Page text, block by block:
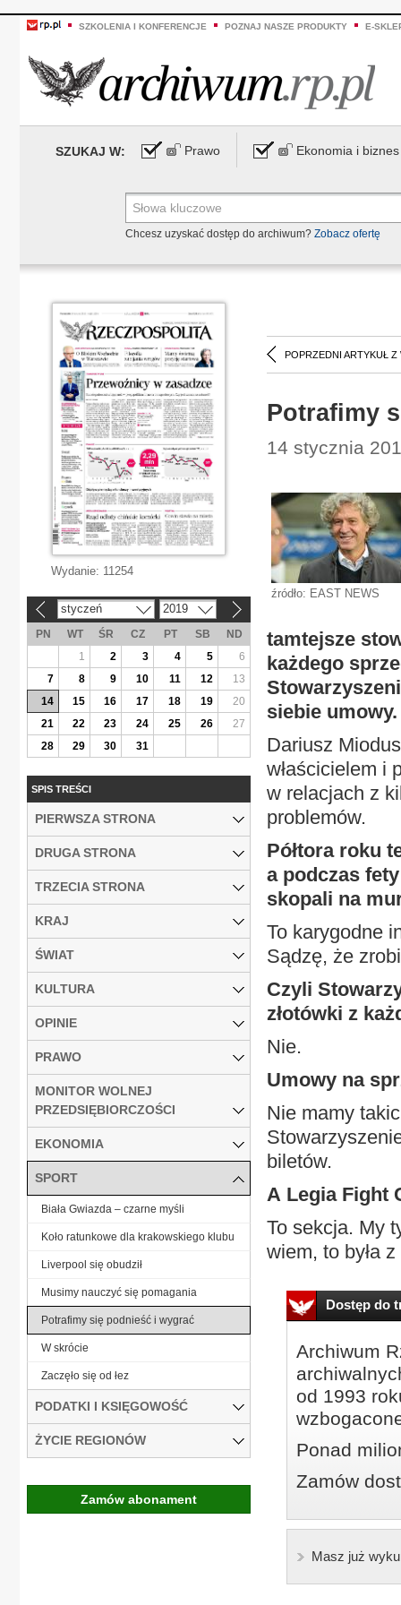
SZKOLENIA I KONFERENCJE POZNAJ NASZE PRODUKTY E-
SZUKAJ W: Prawo Ekonomia i biznes
Chcesz uzyskać dostęp do archiwum? Zobacz ofertę
POPRZEDNI ARTYKUŁ Z
Potrafimy
14 stycznia
źródło: EAST NEWS
tamtejsze
każdego
siebie
Dariusz
właścicielem i
w relacjach z
problemów.
Półtora roku
a podczas
skopali na
To karygodne
Sądzę, że
Czyli
złotówki z
Nie.
Umowy na
Nie mamy
biletów.
A Legia Fight
To sekcja. My
wiem, to była
Dostęp do
Archiwum
od 1993
Ponad
Zamów
Masz już
Wydanie: 11254
styczeń 2019
PN WT ŚR CZ PT SB
ND
1
2 3 4 5
6
7
8 9 10 11 12
13
14
15 16 17 18 19
20
21
22 23 24 25 26
27
28
29 30 31
SPIS TREŚCI
PIERWSZA STRONA
DRUGA STRONA
TRZECIA STRONA
KRAJ
ŚWIAT
KULTURA
OPINIE
PRAWO
MONITOR WOLNEJ
PRZEDSIĘBIORCZOŚCI
EKONOMIA
SPORT
Biała Gwiazda – czarne myśli
Koło ratunkowe dla krakowskiego klubu
Liverpool się obudził
Musimy nauczyć się pomagania
Potrafimy się podnieść i wygrać
W skrócie
Zaczęło się od łez
PODATKI I KSIĘGOWOŚĆ
ŻYCIE REGIONÓW
Zamów abonament